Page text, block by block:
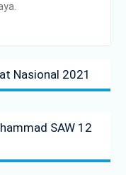
Nasional 2021
SAW 12